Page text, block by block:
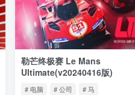
勒芒终极赛 Le Mans
Ultimate(v20240416版)
# 电脑 # 公司 # 马